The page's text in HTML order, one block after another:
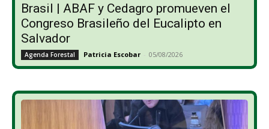
Brasil | ABAF y Cedagro promueven el
Congreso Brasileño del Eucalipto en
Salvador
Agenda Forestal Patricia Escobar - 05/08/2026